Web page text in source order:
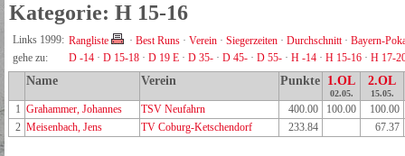
Kategorie: H 15-16
Links 1999: Rangliste · Best Runs · Verein · Siegerzeiten · Durchschnitt· Bayern-
gehe zu:
D -14 · D 15-18 · D 19 E · D 35- · D 45- · D 55- · H -14 · H 15-16 · H 17-
Name Verein Punkte 1.OL
02.05.
2.OL
15.05.
1 Grahammer, Johannes TSV Neufahrn 400.00 100.00
100.00
2 Meisenbach, Jens TV Coburg-Ketschendorf 233.84 67.37